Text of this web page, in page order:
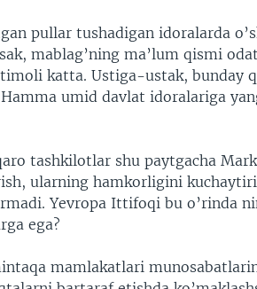
pullar tushadigan idoralarda
mablag’ning ma’lum qismi
katta. Ustiga-ustak, bunday
umid davlat idoralariga
tashkilotlar shu paytgacha
ularning hamkorligini
Yevropa Ittifoqi bu o’rinda
ega?
mamlakatlari